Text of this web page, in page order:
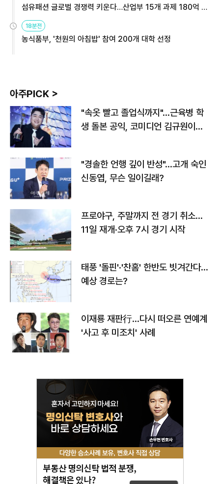
섬유패션 글로벌 경쟁력 키운다…산업부 15개 과제 180억 지
18분전
농식품부, '천원의 아침밥' 참여 200개 대학 선정
아주PICK >
"속옷 빨고 졸업식까지"…근육병 학
생 돌본 공익, 코미디언 김규원이었
"경솔한 언행 깊이 반성"…고개 숙인
신동엽, 무슨 일이길래?
프로야구, 주말까지 전 경기 취소…
11일 재개·오후 7시 경기 시작
태풍 '돌핀'·'찬홈' 한반도 빗겨간다…
예상 경로는?
이재룡 재판行…다시 떠오른 연예계
'사고 후 미조치' 사례